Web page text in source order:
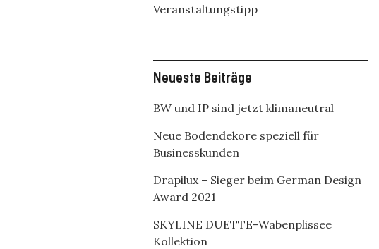
Veranstaltungstipp
Neueste Beiträge
BW und IP sind jetzt klimaneutral
Neue Bodendekore speziell für
Businesskunden
Drapilux – Sieger beim German Design
Award 2021
SKYLINE DUETTE-Wabenplissee
Kollektion